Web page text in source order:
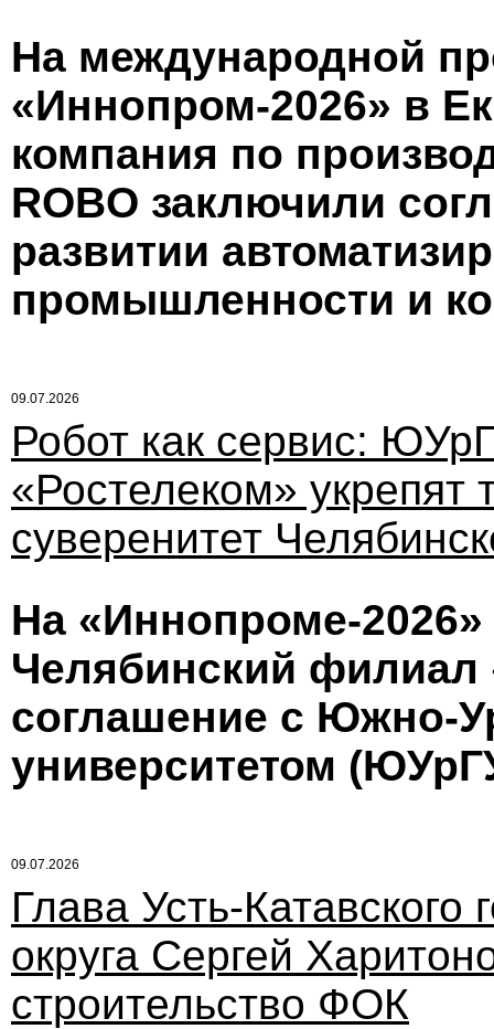
На международной
«Иннопром-2026» в
компания по
ROBO заключили
развитии
промышленности и
09.07.2026
Робот как сервис:
«Ростелеком» укрепят
суверенитет
На «Иннопроме-2026»
Челябинский филиал
соглашение с Южно-
университетом
09.07.2026
Глава Усть-Катавского
округа Сергей
строительство ФОК